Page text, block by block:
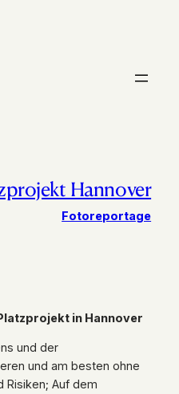
Hannover
Fotoreportage
in Hannover
und der
und am besten ohne
Risiken; Auf dem